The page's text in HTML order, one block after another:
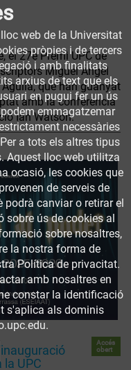
el 27è Premi UPC de
Miguel Ángel
que han guanyat
amb la conferència
Ian Watson.
UPC
Accés
obert
web de la Universitat
pròpies i de tercers
i amb finalitats
arxius de text que els
en pugui fer un ús
emmagatzemar
necessàries
a tots els altres tipus
Aquest lloc web utilitza
ocasió, les cookies que
de serveis de
podrà canviar o retirar el
sobre ús de cookies al
sobre nosaltres,
la nostra forma de
Política de privacitat.
amb nosaltres en
constar la identificació
s'aplica als dominis